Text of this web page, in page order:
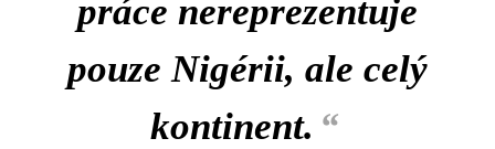
práce nereprezentuje
pouze Nigérii, ale celý
kontinent. “